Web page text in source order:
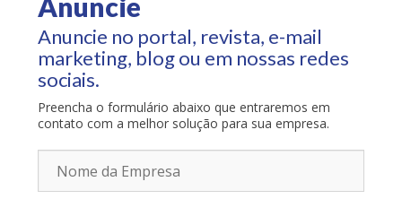
Anuncie
Anuncie no portal, revista, e-mail
marketing, blog ou em nossas redes
sociais.
Preencha o formulário abaixo que entraremos em
contato com a melhor solução para sua empresa.